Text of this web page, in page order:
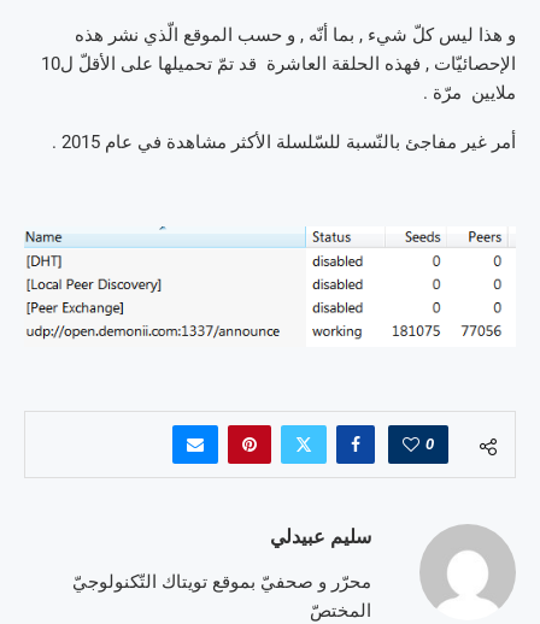
و هذا ليس كلّ شيء , بما أنّه , و حسب الموقع الّذي نشر هذه
الإحصائيّات , فهذه الحلقة العاشرة قد تمّ تحميلها على الأقلّ ل10
ملايين مرّة .
أمر غير مفاجئ بالنّسبة للسّلسلة الأكثر مشاهدة في عام 2015 .
0
سليم عبيدلي
محرّر و صحفيّ بموقع تويتاك التّكنولوجيّ
المختصّ